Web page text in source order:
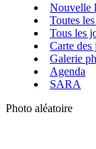
Nouvelle
Toutes
Tous les
Carte des
Galerie
Agenda
SARA
Photo aléatoire